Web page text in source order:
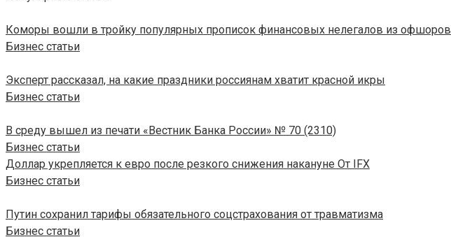
Коморы вошли в тройку популярных прописок финансовых нелегалов из офшоров
Бизнес статьи
Эксперт рассказал, на какие праздники россиянам хватит красной икры
Бизнес статьи
В среду вышел из печати «Вестник Банка России» № 70 (2310)
Бизнес статьи
Доллар укрепляется к евро после резкого снижения накануне От IFX
Бизнес статьи
Путин сохранил тарифы обязательного соцстрахования от травматизма
Бизнес статьи